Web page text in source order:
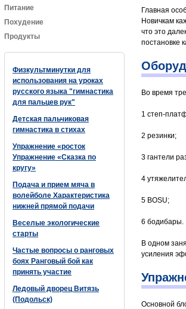
Питание
Похудение
Продукты
Физкультминутки для
использования на уроках
русского языка "гимнастика
для пальцев рук"
Детская пальчиковая
гимнастика в стихах
Упражнение «росток
Упражнение «Сказка по
кругу»
Подача и прием мяча в
волейболе Характеристика
нижней прямой подачи
Веселые экологические
старты
Частые вопросы о ранговых
боях Ранговый бой как
принять участие
Ледовый дворец Витязь
(Подольск)
Главная
Новичкам
что это
постановке
Во время
1 степ-
2 резинки;
3 гантели
4
5 BOSU;
6 бодибары.
В одном
усиления
Основной